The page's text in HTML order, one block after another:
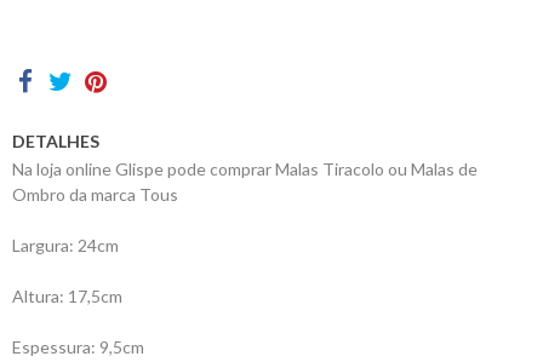
DETALHES
Na loja online Glispe pode comprar Malas Tiracolo ou Malas de
Ombro da marca Tous
Largura: 24cm
Altura: 17,5cm
Espessura: 9,5cm